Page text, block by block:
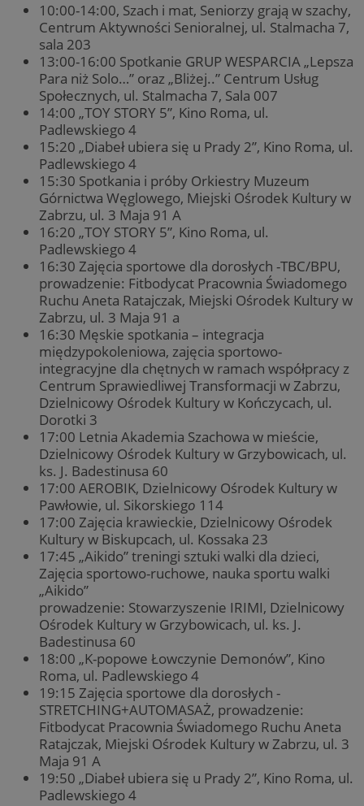
10:00-14:00, Szach i mat, Seniorzy grają w szachy,
Centrum Aktywności Senioralnej, ul. Stalmacha 7,
sala 203
13:00-16:00 Spotkanie GRUP WESPARCIA „Lepsza
Para niż Solo…” oraz „Bliżej..” Centrum Usług
Społecznych, ul. Stalmacha 7, Sala 007
14:00 „TOY STORY 5”, Kino Roma, ul.
Padlewskiego 4
15:20 „Diabeł ubiera się u Prady 2”, Kino Roma, ul.
Padlewskiego 4
15:30 Spotkania i próby Orkiestry Muzeum
Górnictwa Węglowego, Miejski Ośrodek Kultury w
Zabrzu, ul. 3 Maja 91 A
16:20 „TOY STORY 5”, Kino Roma, ul.
Padlewskiego 4
16:30 Zajęcia sportowe dla dorosłych -TBC/BPU,
prowadzenie: Fitbodycat Pracownia Świadomego
Ruchu Aneta Ratajczak, Miejski Ośrodek Kultury w
Zabrzu, ul. 3 Maja 91 a
16:30 Męskie spotkania – integracja
międzypokoleniowa, zajęcia sportowo-
integracyjne dla chętnych w ramach współpracy z
Centrum Sprawiedliwej Transformacji w Zabrzu,
Dzielnicowy Ośrodek Kultury w Kończycach, ul.
Dorotki 3
17:00 Letnia Akademia Szachowa w mieście,
Dzielnicowy Ośrodek Kultury w Grzybowicach, ul.
ks. J. Badestinusa 60
17:00 AEROBIK, Dzielnicowy Ośrodek Kultury w
Pawłowie, ul. Sikorskiego 114
17:00 Zajęcia krawieckie, Dzielnicowy Ośrodek
Kultury w Biskupcach, ul. Kossaka 23
17:45 „Aikido” treningi sztuki walki dla dzieci,
Zajęcia sportowo-ruchowe, nauka sportu walki
„Aikido”
prowadzenie: Stowarzyszenie IRIMI, Dzielnicowy
Ośrodek Kultury w Grzybowicach, ul. ks. J.
Badestinusa 60
18:00 „K-popowe Łowczynie Demonów”, Kino
Roma, ul. Padlewskiego 4
19:15 Zajęcia sportowe dla dorosłych -
STRETCHING+AUTOMASAŻ, prowadzenie:
Fitbodycat Pracownia Świadomego Ruchu Aneta
Ratajczak, Miejski Ośrodek Kultury w Zabrzu, ul. 3
Maja 91 A
19:50 „Diabeł ubiera się u Prady 2”, Kino Roma, ul.
Padlewskiego 4